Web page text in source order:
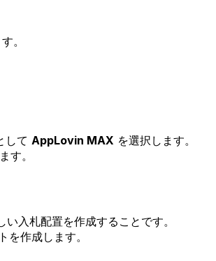
。
して AppLovin MAX を選択します。
す。
入札配置を作成することです。
作成します。